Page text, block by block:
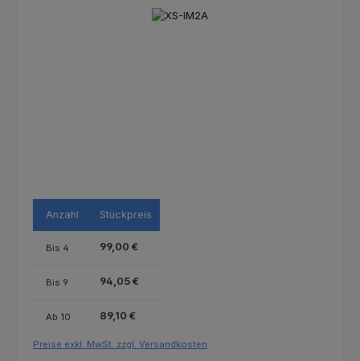
Bildergalerie überspringen
Anzahl Stückpreis
Bis 4 99,00 €
Bis 9 94,05 €
Ab 10 89,10 €
Preise exkl. MwSt. zzgl. Versandkosten